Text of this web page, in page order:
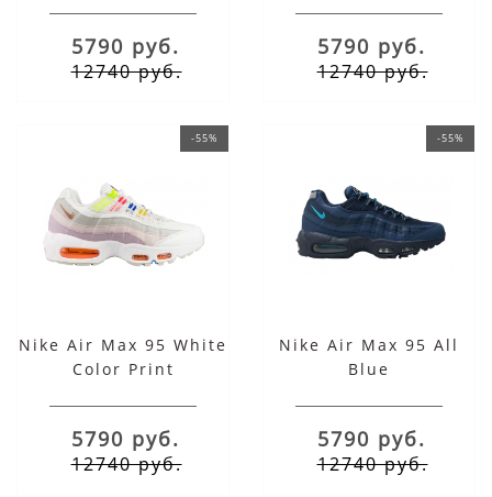
5790 руб.
12740 руб.
5790 руб.
12740 руб.
-55%
Nike Air Max 95 White
Color Print
5790 руб.
12740 руб.
-55%
Nike Air Max 95 All
Blue
5790 руб.
12740 руб.